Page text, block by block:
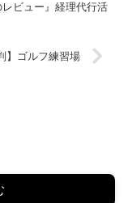
ビュー』経理代行活
】ゴルフ練習場